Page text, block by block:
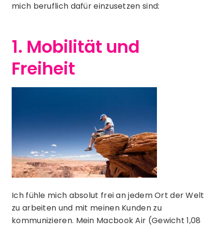
mich beruflich dafür einzusetzen sind:
1. Mobilität und
Freiheit
Ich fühle mich absolut frei an jedem Ort der Welt
zu arbeiten und mit meinen Kunden zu
kommunizieren. Mein Macbook Air (Gewicht 1,08